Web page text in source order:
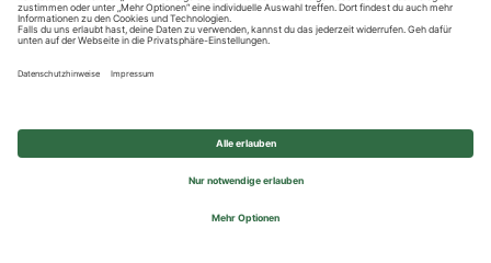
Privatsphäre-Einstellungen
© 2026 REWE Group - All rights reserved